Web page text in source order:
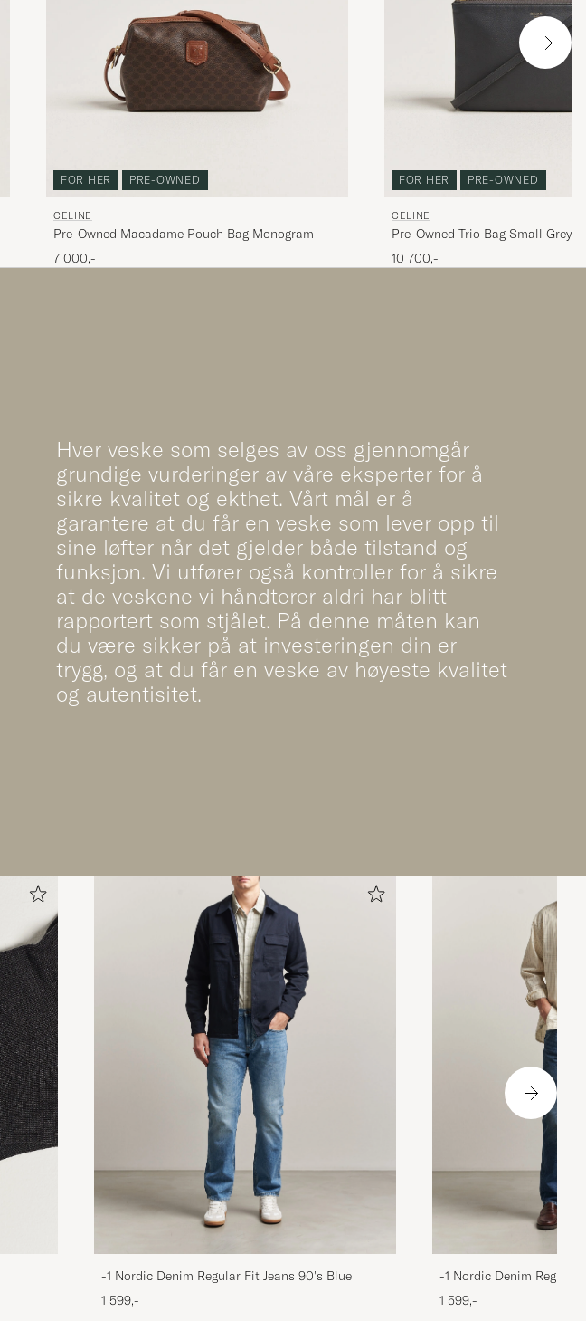
FOR HER PRE-OWNED
CELINE
Pre-Owned Macadame Pouch Bag Monogram
7 000,-
FOR HER PRE-OWNED
CELINE
Pre-Owned Trio Bag Small Grey
10 700,-
Hver veske som selges av oss gjennomgår
grundige vurderinger av våre eksperter for å
sikre kvalitet og ekthet. Vårt mål er å
garantere at du får en veske som lever opp til
sine løfter når det gjelder både tilstand og
funksjon. Vi utfører også kontroller for å sikre
at de veskene vi håndterer aldri har blitt
rapportert som stjålet. På denne måten kan
du være sikker på at investeringen din er
trygg, og at du får en veske av høyeste kvalitet
og autentisitet.
-1 Nordic Denim Regular Fit Jeans 90's Blue
1 599,-
-1 Nordic Denim Regular
1 599,-